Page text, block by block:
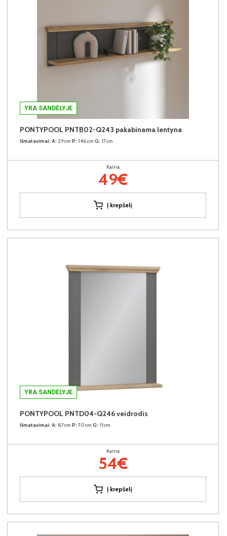
YRA SANDĖLYJE
PONTYPOOL PNTB02-Q243 pakabinama lentyna
Išmatavimai: A: 29cm P: 146cm G: 17cm
Kaina:
49€
Į krepšelį
YRA SANDĖLYJE
PONTYPOOL PNTD04-Q246 veidrodis
Išmatavimai: A: 87cm P: 70cm G: 11cm
Kaina:
54€
Į krepšelį